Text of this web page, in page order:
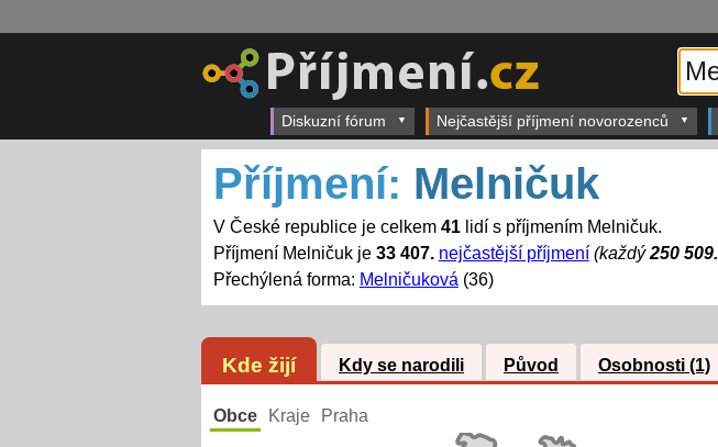
Diskuzní fórum Nejčastější příjmení novorozenců
Příjmení: Melničuk
V České republice je celkem 41lidí s příjmením Melničuk.
Příjmení Melničuk je 33 407. nejčastější příjmení (každý250 509.
Přechýlená forma: Melničuková (36)
Kde žijí Kdy se narodili Původ Osobnosti (1)
Obce Kraje Praha